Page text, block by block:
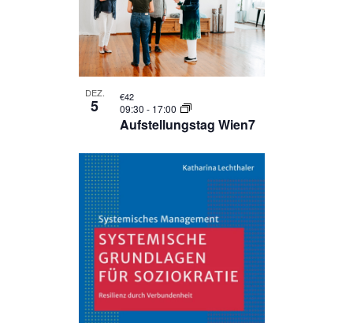
DEZ.
5
Aufstellungstag Wien7
09:30- 17:00
€42